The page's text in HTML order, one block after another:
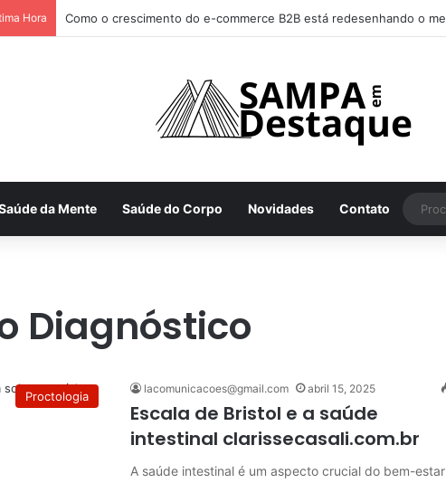
Hora Como achar os melhores lugares para happy hour na sua região
da Mente Saúde do Corpo Novidades Contato
Diagnóstico
Proctologia
lacomunicacoes@gmail.com abril 15, 2025
Escala de Bristol e a saúde
intestinal clarissecasali.com.br
A saúde intestinal é um aspecto crucial do bem-estar